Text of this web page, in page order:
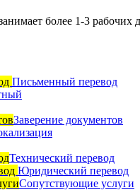
более 1-3
Письменный перевод
Заверение документов
Технический перевод
Юридический перевод
Сопутствующие услуги